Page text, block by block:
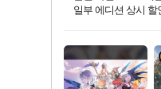
네이버혜택과 함께
50%할인&추가 적립
이니&베니 혜택까지!
네이버 혜택가와 함
할인&네이버혜택으
네이버페이 혜택과
40주년 프로모션으
네이버 포인트 혜택
할인가에 만나보세
일부 에디션 상시 할
혜택으로 예약 판매
편안하게 충전하세요